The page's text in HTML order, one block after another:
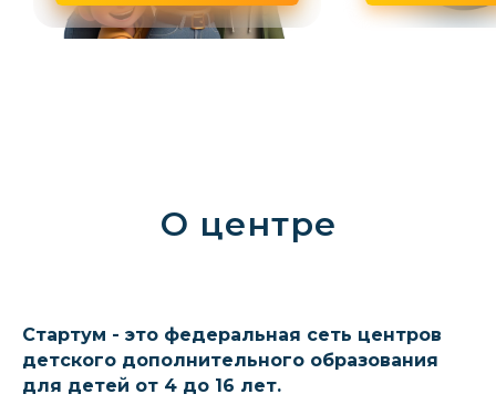
О центре
Стартум - это федеральная сеть центров
детского дополнительного образования
для детей от 4 до 16 лет.